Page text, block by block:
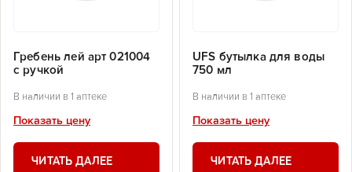
Гребень лей арт 021004
с ручкой
В наличии в 1 аптеке
Показать цену
ЧИТАТЬ ДАЛЕЕ
UFS бутылка для воды
750 мл
В наличии в 1 аптеке
Показать цену
ЧИТАТЬ ДАЛЕЕ